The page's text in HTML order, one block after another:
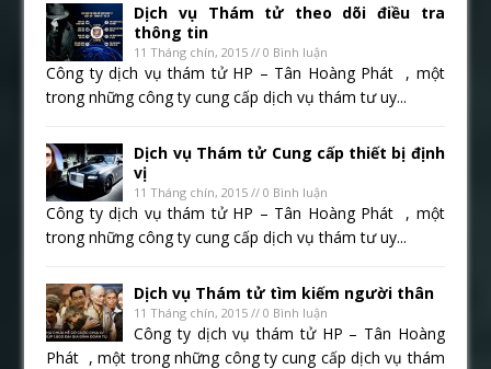
Dịch vụ Thám tử theo dõi điều tra
thông tin
11 Tháng chín, 2015 // 0 Bình luận
Công ty dịch vụ thám tử HP – Tân Hoàng Phát , một
trong những công ty cung cấp dịch vụ thám tư uy...
Dịch vụ Thám tử Cung cấp thiết bị định
vị
11 Tháng chín, 2015 // 0 Bình luận
Công ty dịch vụ thám tử HP – Tân Hoàng Phát , một
trong những công ty cung cấp dịch vụ thám tư uy...
Dịch vụ Thám tử tìm kiếm người thân
11 Tháng chín, 2015 // 0 Bình luận
Công ty dịch vụ thám tử HP – Tân Hoàng
Phát , một trong những công ty cung cấp dịch vụ thám